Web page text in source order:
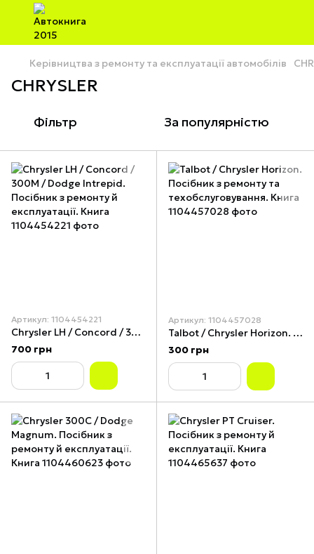
Керівництва з ремонту та експлуатації автомобілів
CHRYSLER
Фільтр За популярністю
Артикул: 1104454221
Chrysler LH / Concord / 300M / Dodge Intrepid. Посібник з ремонту й експлуатації. Книга
700 грн
Артикул: 1104457028
Talbot / Chrysler Horizon. Посібник з ремонту та техобслуговування. Книга
300 грн